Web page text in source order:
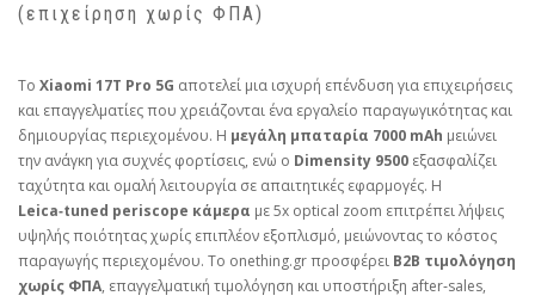
(επιχείρηση χωρίς ΦΠΑ)
Το Xiaomi 17T Pro 5G αποτελεί μια ισχυρή επένδυση για επιχειρήσεις
και επαγγελματίες που χρειάζονται ένα εργαλείο παραγωγικότητας και
δημιουργίας περιεχομένου. Η μεγάλη μπαταρία 7000 mAh μειώνει
την ανάγκη για συχνές φορτίσεις, ενώ ο Dimensity 9500 εξασφαλίζει
ταχύτητα και ομαλή λειτουργία σε απαιτητικές εφαρμογές. Η
Leica‑tuned periscope κάμερα με 5x optical zoom επιτρέπει λήψεις
υψηλής ποιότητας χωρίς επιπλέον εξοπλισμό, μειώνοντας το κόστος
παραγωγής περιεχομένου. Το onething.gr προσφέρει B2B τιμολόγηση
χωρίς ΦΠΑ, επαγγελματική τιμολόγηση και υποστήριξη after‑sales,